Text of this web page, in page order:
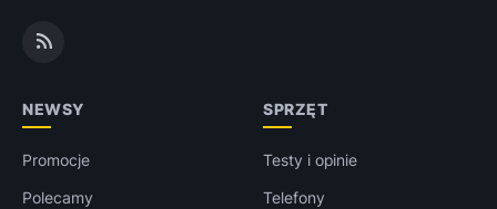
NEWSY
Promocje
Polecamy
SPRZĘT
Testy i opinie
Telefony